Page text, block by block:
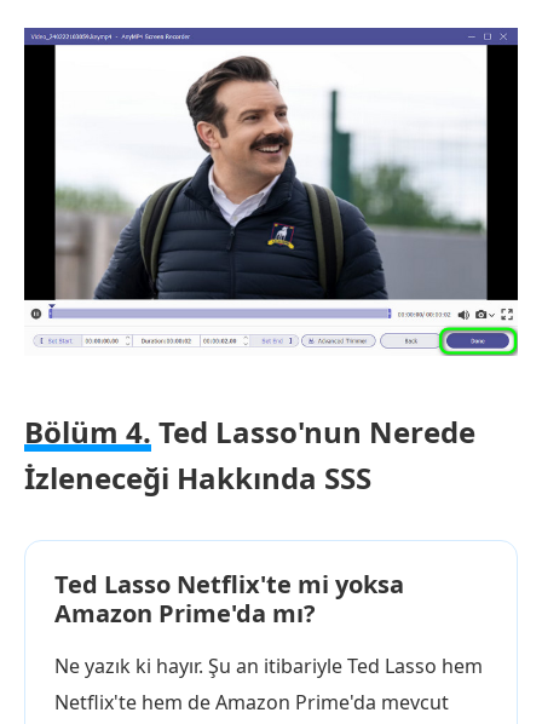
Bölüm 4. Ted Lasso'nun Nerede
İzleneceği Hakkında SSS
Ted Lasso Netflix'te mi yoksa
Amazon Prime'da mı?
Ne yazık ki hayır. Şu an itibariyle Ted Lasso hem
Netflix'te hem de Amazon Prime'da mevcut